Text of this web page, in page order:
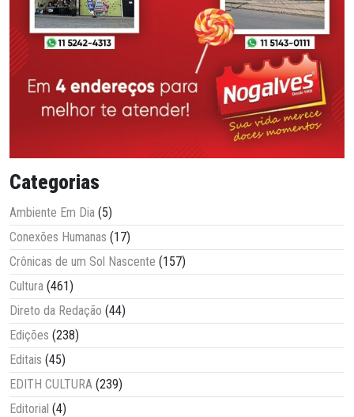
Categorias
Ambiente Em Dia (5)
Conexões Humanas (17)
Crônicas de um Sol Nascente (157)
Cultura (461)
Direto da Redação (44)
Edições (238)
Editais (45)
EDITH CULTURA (239)
Editorial (4)